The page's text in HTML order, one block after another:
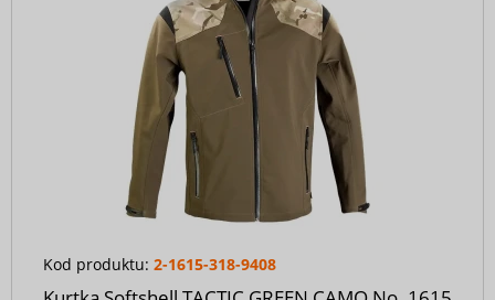
Kod produktu: 2-1615-318-9408